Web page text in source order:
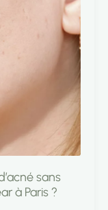
sans
à Paris ?